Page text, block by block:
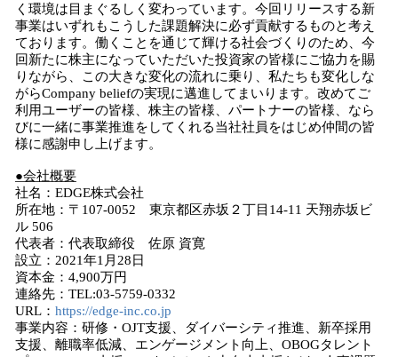
く環境は目まぐるしく変わっています。今回リリースする新
事業はいずれもこうした課題解決に必ず貢献するものと考え
ております。働くことを通じて輝ける社会づくりのため、今
回新たに株主になっていただいた投資家の皆様にご協力を賜
りながら、この大きな変化の流れに乗り、私たちも変化しな
がらCompany beliefの実現に邁進してまいります。改めてご
利用ユーザーの皆様、株主の皆様、パートナーの皆様、なら
びに一緒に事業推進をしてくれる当社社員をはじめ仲間の皆
様に感謝申し上げます。
●会社概要
社名：EDGE株式会社
所在地：〒107-0052 東京都区赤坂２丁目14-11 天翔赤坂ビ
ル 506
代表者：代表取締役 佐原 資寛
設立：2021年1月28日
資本金：4,900万円
連絡先：TEL:03-5759-0332
URL： https://edge-inc.co.jp
事業内容：研修・OJT支援、ダイバーシティ推進、新卒採用
支援、離職率低減、エンゲージメント向上、OBOGタレント